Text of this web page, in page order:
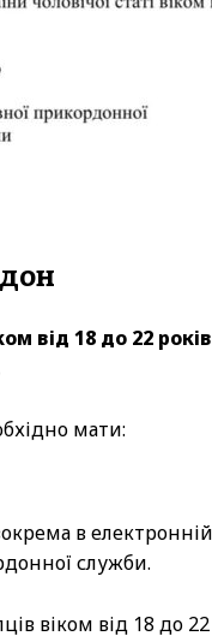
від 18 до 22
мати:
в
служби.
віком від 18 до